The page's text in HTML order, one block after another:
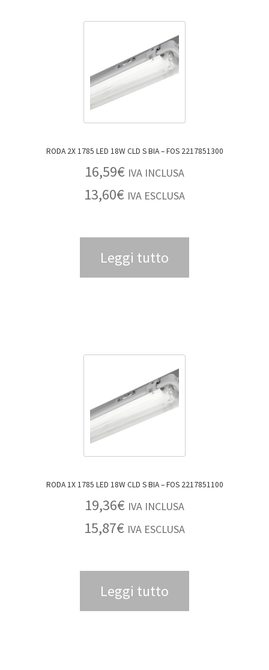
RODA 2X 1785 LED 18W CLD S BIA – FOS 2217851300
16,59€ IVA INCLUSA
13,60€ IVA ESCLUSA
Leggi tutto
RODA 1X 1785 LED 18W CLD S BIA – FOS 2217851100
19,36€ IVA INCLUSA
15,87€ IVA ESCLUSA
Leggi tutto